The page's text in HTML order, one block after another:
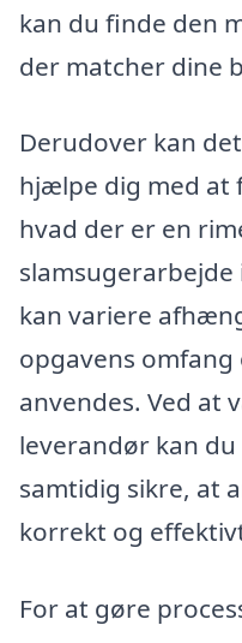
kan du finde den
der matcher dine
Derudover kan
hjælpe dig med at
hvad der er en
kan variere
opgavens
anvendes. Ved at
leverandør kan
samtidig sikre, at
korrekt og
For at gøre